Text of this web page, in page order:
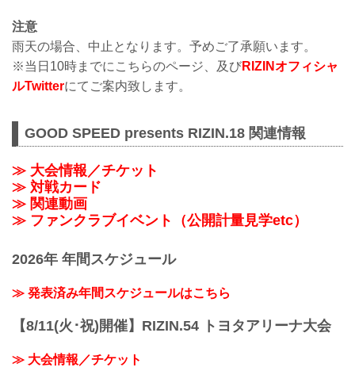
注意
雨天の場合、中止となります。予めご了承願います。
※当日10時までにこちらのページ、及びRIZINオフィシャ
ルTwitterにてご案内致します。
GOOD SPEED presents RIZIN.18 関連情報
≫ 大会情報／チケット
≫ 対戦カード
≫ 関連動画
≫ ファンクラブイベント（公開計量見学etc）
2026年 年間スケジュール
≫ 発表済み年間スケジュールはこちら
【8/11(火･祝)開催】RIZIN.54 トヨタアリーナ大会
≫ 大会情報／チケット